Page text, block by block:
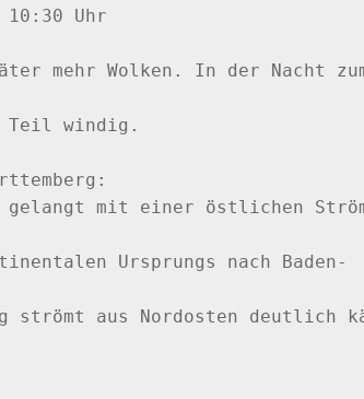
10:30 Uhr
mehr Wolken. In der Nacht
Teil windig.
gelangt mit einer östlichen
Ursprungs nach Baden-
strömt aus Nordosten deutlich